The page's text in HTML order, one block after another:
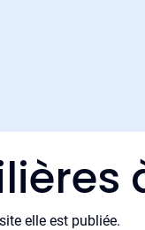
elle est publiée.